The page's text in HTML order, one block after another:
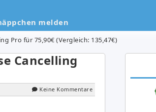
melden
Pro für 75,90€ (Vergleich: 135,47€)
Cancelling
Keine Kommentare